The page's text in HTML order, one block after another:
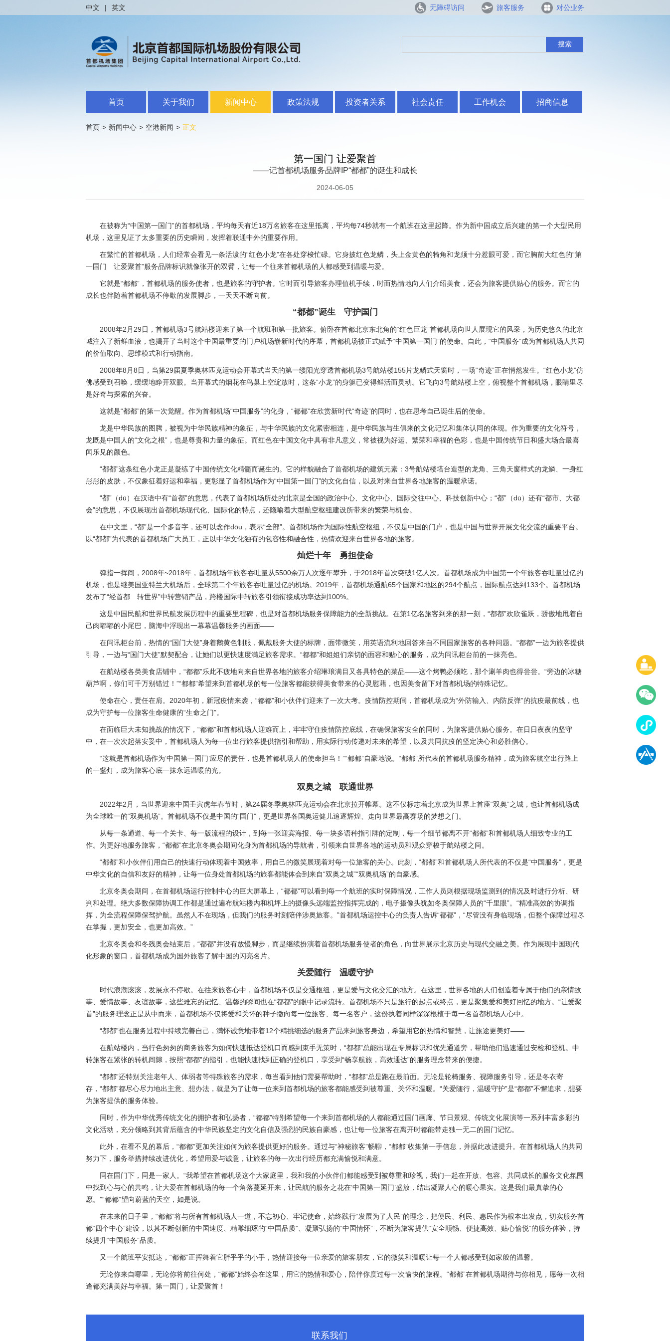
中文 | 英文 无障碍访问 旅客服务 对公业务
搜索
首页 关于我们 新闻中心 政策法规 投资者关系 社会责任 工作机会 招商信息
首页 > 新闻中心 > 空港新闻 > 正文
第一国门 让爱聚首
——记首都机场服务品牌IP“都都”的诞生和成长
2024-06-05
在被称为“中国第一国门”的首都机场，平均每天有近18万名旅客在这里抵离，平均每74秒就有一个航班在这里起降。作为新中国成立后兴建的第一个大型民用
机场，这里见证了太多重要的历史瞬间，发挥着联通中外的重要作用。
在繁忙的首都机场，人们经常会看见一条活泼的“红色小龙”在各处穿梭忙碌。它身披红色龙鳞，头上金黄色的犄角和龙须十分惹眼可爱，而它胸前大红色的“第
一国门 让爱聚首”服务品牌标识就像张开的双臂，让每一个往来首都机场的人都感受到温暖与爱。
它就是“都都”，首都机场的服务使者，也是旅客的守护者。它时而引导旅客办理值机手续，时而热情地向人们介绍美食，还会为旅客提供贴心的服务。而它的
成长也伴随着首都机场不停歇的发展脚步，一天天不断向前。
“都都”诞生 守护国门
2008年2月29日，首都机场3号航站楼迎来了第一个航班和第一批旅客。俯卧在首都北京东北角的“红色巨龙”首都机场向世人展现它的风采，为历史悠久的北京
城注入了新鲜血液，也揭开了当时这个中国最重要的门户机场崭新时代的序幕，首都机场被正式赋予“中国第一国门”的使命。自此，“中国服务”成为首都机场人共同
的价值取向、思维模式和行动指南。
2008年8月8日，当第29届夏季奥林匹克运动会开幕式当天的第一缕阳光穿透首都机场3号航站楼155片龙鳞式天窗时，一场“奇迹”正在悄然发生。“红色小龙”仿
佛感受到召唤，缓缓地睁开双眼。当开幕式的烟花在鸟巢上空绽放时，这条“小龙”的身躯已变得鲜活而灵动。它飞向3号航站楼上空，俯视整个首都机场，眼睛里尽
是好奇与探索的兴奋。
这就是“都都”的第一次觉醒。作为首都机场“中国服务”的化身，“都都”在欣赏新时代“奇迹”的同时，也在思考自己诞生后的使命。
龙是中华民族的图腾，被视为中华民族精神的象征，与中华民族的文化紧密相连，是中华民族与生俱来的文化记忆和集体认同的体现。作为重要的文化符号，
龙既是中国人的“文化之根”，也是尊贵和力量的象征。而红色在中国文化中具有非凡意义，常被视为好运、繁荣和幸福的色彩，也是中国传统节日和盛大场合最喜
闻乐见的颜色。
“都都”这条红色小龙正是凝练了中国传统文化精髓而诞生的。它的样貌融合了首都机场的建筑元素：3号航站楼塔台造型的龙角、三角天窗样式的龙鳞、一身红
彤彤的皮肤，不仅象征着好运和幸福，更彰显了首都机场作为“中国第一国门”的文化自信，以及对来自世界各地旅客的温暖承诺。
“都”（dū）在汉语中有“首都”的意思，代表了首都机场所处的北京是全国的政治中心、文化中心、国际交往中心、科技创新中心；“都”（dū）还有“都市、大都
会”的意思，不仅展现出首都机场现代化、国际化的特点，还隐喻着大型航空枢纽建设所带来的繁荣与机会。
在中文里，“都”是一个多音字，还可以念作dōu，表示“全部”。首都机场作为国际性航空枢纽，不仅是中国的门户，也是中国与世界开展文化交流的重要平台。
以“都都”为代表的首都机场广大员工，正以中华文化独有的包容性和融合性，热情欢迎来自世界各地的旅客。
灿烂十年 勇担使命
弹指一挥间，2008年~2018年，首都机场年旅客吞吐量从5500余万人次逐年攀升，于2018年首次突破1亿人次。首都机场成为中国第一个年旅客吞吐量过亿的
机场，也是继美国亚特兰大机场后，全球第二个年旅客吞吐量过亿的机场。2019年，首都机场通航65个国家和地区的294个航点，国际航点达到133个。首都机场
发布了“经首都 转世界”中转营销产品，跨楼国际中转旅客引领衔接成功率达到100%。
这是中国民航和世界民航发展历程中的重要里程碑，也是对首都机场服务保障能力的全新挑战。在第1亿名旅客到来的那一刻，“都都”欢欣雀跃，骄傲地甩着自
己肉嘟嘟的小尾巴，脑海中浮现出一幕幕温馨服务的画面——
在问讯柜台前，热情的“国门大使”身着鹅黄色制服，佩戴服务大使的标牌，面带微笑，用英语流利地回答来自不同国家旅客的各种问题。“都都”一边为旅客提供
引导，一边与“国门大使”默契配合，让她们以更快速度满足旅客需求。“都都”和姐姐们亲切的面容和贴心的服务，成为问讯柜台前的一抹亮色。
在航站楼各类美食店铺中，“都都”乐此不疲地向来自世界各地的旅客介绍琳琅满目又各具特色的菜品——这个烤鸭必须吃，那个涮羊肉也得尝尝。“旁边的冰糖
葫芦啊，你们可千万别错过！”“都都”希望来到首都机场的每一位旅客都能获得美食带来的心灵慰藉，也因美食留下对首都机场的特殊记忆。
使命在心，责任在肩。2020年初，新冠疫情来袭，“都都”和小伙伴们迎来了一次大考。疫情防控期间，首都机场成为“外防输入、内防反弹”的抗疫最前线，也
成为守护每一位旅客生命健康的“生命之门”。
在面临巨大未知挑战的情况下，“都都”和首都机场人迎难而上，牢牢守住疫情防控底线，在确保旅客安全的同时，为旅客提供贴心服务。在日日夜夜的坚守
中，在一次次起落安妥中，首都机场人为每一位出行旅客提供指引和帮助，用实际行动传递对未来的希望，以及共同抗疫的坚定决心和必胜信心。
“这就是首都机场作为‘中国第一国门’应尽的责任，也是首都机场人的使命担当！”“都都”自豪地说。“都都”所代表的首都机场服务精神，成为旅客航空出行路上
的一盏灯，成为旅客心底一抹永远温暖的光。
双奥之城 联通世界
2022年2月，当世界迎来中国壬寅虎年春节时，第24届冬季奥林匹克运动会在北京拉开帷幕。这不仅标志着北京成为世界上首座“双奥”之城，也让首都机场成
为全球唯一的“双奥机场”。首都机场不仅是中国的“国门”，更是世界各国奥运健儿追逐辉煌、走向世界最高赛场的梦想之门。
从每一条通道、每一个关卡、每一版流程的设计，到每一张迎宾海报、每一块多语种指引牌的定制，每一个细节都离不开“都都”和首都机场人细致专业的工
作。为更好地服务旅客，“都都”在北京冬奥会期间化身为首都机场的导航者，引领来自世界各地的运动员和观众穿梭于航站楼之间。
“都都”和小伙伴们用自己的快速行动体现着中国效率，用自己的微笑展现着对每一位旅客的关心。此刻，“都都”和首都机场人所代表的不仅是“中国服务”，更是
中华文化的自信和友好的精神，让每一位身处首都机场的旅客都能体会到来自“双奥之城”“双奥机场”的自豪感。
北京冬奥会期间，在首都机场运行控制中心的巨大屏幕上，“都都”可以看到每一个航班的实时保障情况，工作人员则根据现场监测到的情况及时进行分析、研
判和处理。绝大多数保障协调工作都是通过遍布航站楼内和机坪上的摄像头远端监控指挥完成的，电子摄像头犹如冬奥保障人员的“千里眼”。“精准高效的协调指
挥，为全流程保障保驾护航。虽然人不在现场，但我们的服务时刻陪伴涉奥旅客。”首都机场运控中心的负责人告诉“都都”，“尽管没有身临现场，但整个保障过程尽
在掌握，更加安全，也更加高效。”
北京冬奥会和冬残奥会结束后，“都都”并没有放慢脚步，而是继续扮演着首都机场服务使者的角色，向世界展示北京历史与现代交融之美。作为展现中国现代
化形象的窗口，首都机场成为国外旅客了解中国的闪亮名片。
关爱随行 温暖守护
时代浪潮滚滚，发展永不停歇。在往来旅客心中，首都机场不仅是交通枢纽，更是爱与文化交汇的地方。在这里，世界各地的人们创造着专属于他们的亲情故
事、爱情故事、友谊故事，这些难忘的记忆、温馨的瞬间也在“都都”的眼中记录流转。首都机场不只是旅行的起点或终点，更是聚集爱和美好回忆的地方。“让爱聚
首”的服务理念正是从中而来，首都机场不仅将爱和关怀的种子撒向每一位旅客、每一名客户，这份执着同样深深根植于每一名首都机场人心中。
“都都”也在服务过程中持续完善自己，满怀诚意地带着12个精挑细选的服务产品来到旅客身边，希望用它的热情和智慧，让旅途更美好——
在航站楼内，当行色匆匆的商务旅客为如何快速抵达登机口而感到束手无策时，“都都”总能出现在专属标识和优先通道旁，帮助他们迅速通过安检和登机。中
转旅客在紧张的转机间隙，按照“都都”的指引，也能快速找到正确的登机口，享受到“畅享航旅，高效通达”的服务理念带来的便捷。
“都都”还特别关注老年人、体弱者等特殊旅客的需求，每当看到他们需要帮助时，“都都”总是跑在最前面。无论是轮椅服务、视障服务引导，还是冬衣寄
存，“都都”都尽心尽力地出主意、想办法，就是为了让每一位来到首都机场的旅客都能感受到被尊重、关怀和温暖。“关爱随行，温暖守护”是“都都”不懈追求，想要
为旅客提供的服务体验。
同时，作为中华优秀传统文化的拥护者和弘扬者，“都都”特别希望每一个来到首都机场的人都能通过国门画廊、节日景观、传统文化展演等一系列丰富多彩的
文化活动，充分领略到其背后蕴含的中华民族坚定的文化自信及强烈的民族自豪感，也让每一位旅客在离开时都能带走独一无二的国门记忆。
此外，在看不见的幕后，“都都”更加关注如何为旅客提供更好的服务。通过与“神秘旅客”畅聊，“都都”收集第一手信息，并据此改进提升。在首都机场人的共同
努力下，服务举措持续改进优化，希望用爱与诚意，让旅客的每一次出行经历都充满愉悦和满意。
同在国门下，同是一家人。“我希望在首都机场这个大家庭里，我和我的小伙伴们都能感受到被尊重和珍视，我们一起在开放、包容、共同成长的服务文化氛围
中找到心与心的共鸣，让大爱在首都机场的每一个角落蔓延开来，让民航的服务之花在‘中国第一国门’盛放，结出凝聚人心的暖心果实。这是我们最真挚的心
愿。”“都都”望向蔚蓝的天空，如是说。
在未来的日子里，“都都”将与所有首都机场人一道，不忘初心、牢记使命，始终践行“发展为了人民”的理念，把便民、利民、惠民作为根本出发点，切实服务首
都“四个中心”建设，以其不断创新的中国速度、精雕细琢的“中国品质”、凝聚弘扬的“中国情怀”，不断为旅客提供“安全顺畅、便捷高效、贴心愉悦”的服务体验，持
续提升“中国服务”品质。
又一个航班平安抵达，“都都”正挥舞着它胖乎乎的小手，热情迎接每一位亲爱的旅客朋友，它的微笑和温暖让每一个人都感受到如家般的温馨。
无论你来自哪里，无论你将前往何处，“都都”始终会在这里，用它的热情和爱心，陪伴你度过每一次愉快的旅程。“都都”在首都机场期待与你相见，愿每一次相
逢都充满美好与幸福。第一国门，让爱聚首！
联系我们